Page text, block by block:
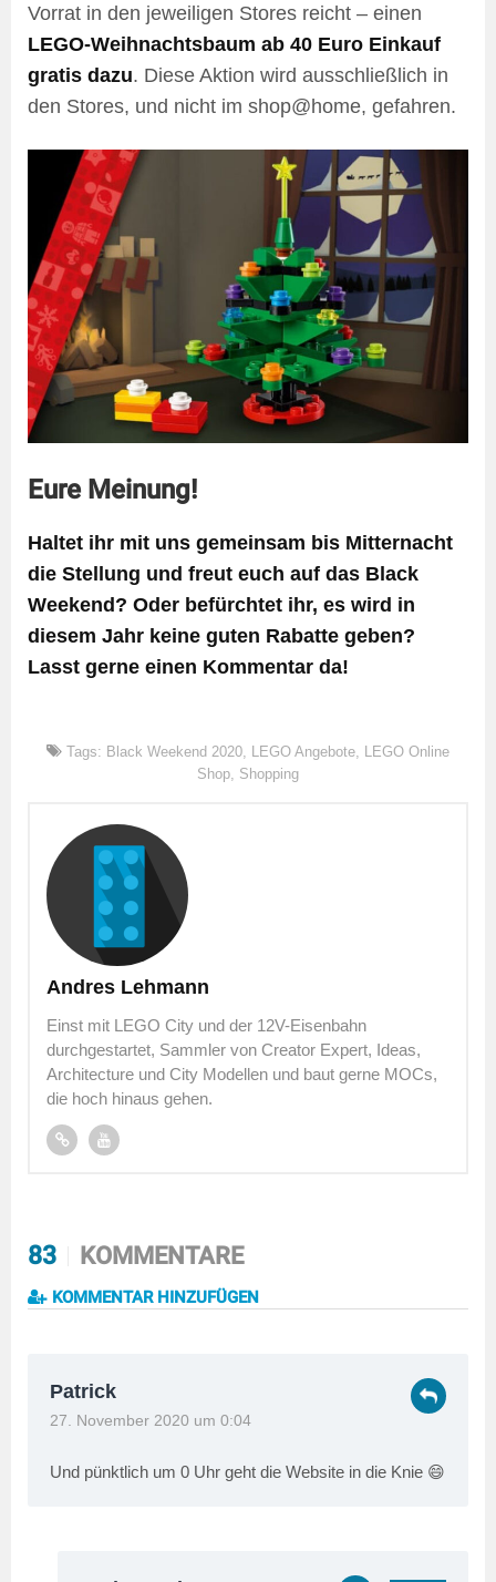
Vorrat in den jeweiligen Stores reicht – einen
LEGO-Weihnachtsbaum ab 40 Euro Einkauf
gratis dazu. Diese Aktion wird ausschließlich in
den Stores, und nicht im shop@home, gefahren.
Eure Meinung!
Haltet ihr mit uns gemeinsam bis Mitternacht
die Stellung und freut euch auf das Black
Weekend? Oder befürchtet ihr, es wird in
diesem Jahr keine guten Rabatte geben?
Lasst gerne einen Kommentar da!
Tags: Black Weekend 2020, LEGO Angebote, LEGO Online
Shop, Shopping
Andres Lehmann
Einst mit LEGO City und der 12V-Eisenbahn
durchgestartet, Sammler von Creator Expert, Ideas,
Architecture und City Modellen und baut gerne MOCs,
die hoch hinaus gehen.
83 KOMMENTARE
KOMMENTAR HINZUFÜGEN
Patrick
27. November 2020 um 0:04
Und pünktlich um 0 Uhr geht die Website in die Knie 😄